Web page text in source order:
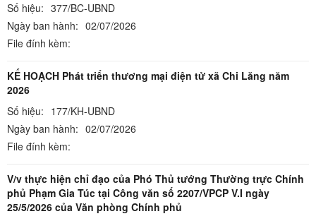
Số hiệu: 377/BC-UBND
Ngày ban hành: 02/07/2026
File đính kèm:
KẾ HOẠCH Phát triển thương mại điện tử xã Chi Lăng năm
2026
Số hiệu: 177/KH-UBND
Ngày ban hành: 02/07/2026
File đính kèm:
V/v thực hiện chỉ đạo của Phó Thủ tướng Thường trực Chính
phủ Phạm Gia Túc tại Công văn số 2207/VPCP V.I ngày
25/5/2026 của Văn phòng Chính phủ